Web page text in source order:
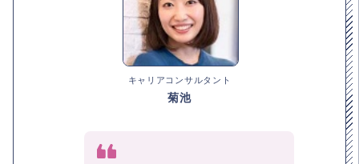
キャリアコンサルタント
菊池